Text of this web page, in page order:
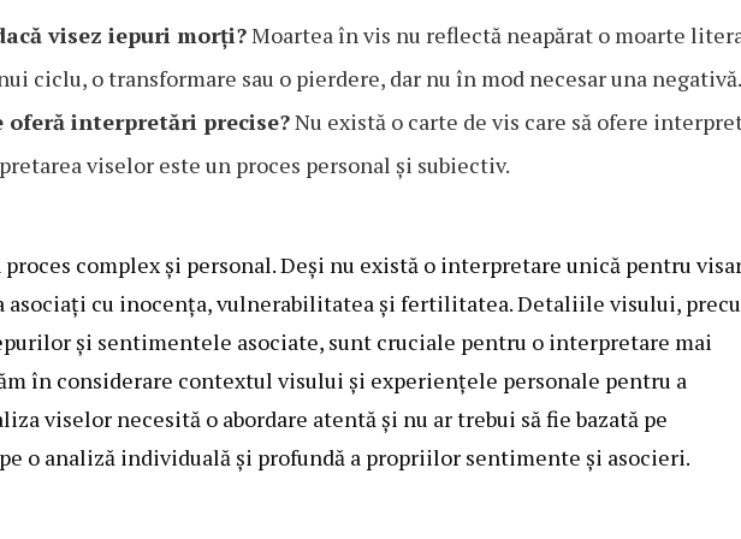
visez iepuri morți?Moartea în vis nu reflectă neapărat o moarte
ciclu, o transformare sau o pierdere, dar nu în mod necesar una negativă.
oferă interpretări precise?Nu există o carte de vis care să ofere
viselor este un proces personal și subiectiv.
complex și personal. Deși nu există o interpretare unică pentru
asociați cu inocența, vulnerabilitatea și fertilitatea. Detaliile visului,
și sentimentele asociate, sunt cruciale pentru o interpretare mai
în considerare contextul visului și experiențele personale pentru a
viselor necesită o abordare atentă și nu ar trebui să fie bazată pe
o analiză individuală și profundă a propriilor sentimente și asocieri.